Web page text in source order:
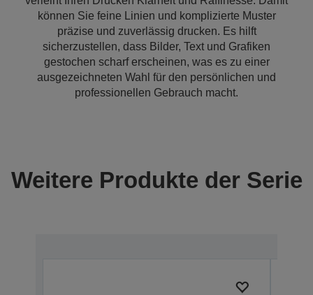
können Sie feine Linien und komplizierte Muster
präzise und zuverlässig drucken. Es hilft
sicherzustellen, dass Bilder, Text und Grafiken
gestochen scharf erscheinen, was es zu einer
ausgezeichneten Wahl für den persönlichen und
professionellen Gebrauch macht.
Weitere Produkte der Serie